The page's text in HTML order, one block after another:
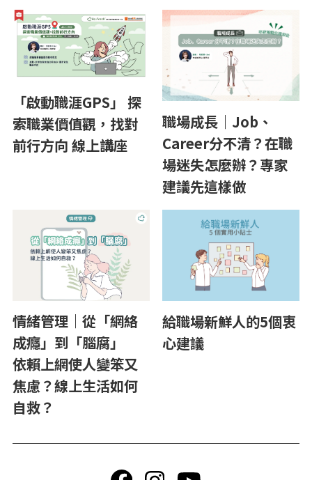
「啟動職涯GPS」 探
索職業價值觀，找對
前行方向 線上講座
職場成長｜Job、
Career分不清？在職
場迷失怎麼辦？專家
建議先這樣做
情緒管理｜從「網絡
成癮」到「腦腐」
依賴上網使人變笨又
焦慮？線上生活如何
自救？
給職場新鮮人的5個衷
心建議